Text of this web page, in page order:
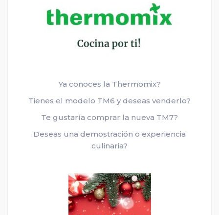
Ya conoces la Thermomix?
Tienes el modelo TM6 y deseas venderlo?
Te gustaría comprar la nueva TM7?
Deseas una demostración o experiencia
culinaria?